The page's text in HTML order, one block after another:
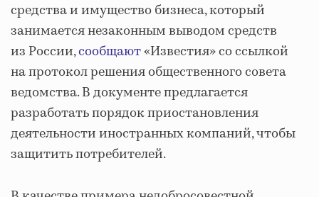
средства и имущество бизнеса, который
занимается незаконным выводом средств
из России,сообщают«Известия» со ссылкой
на протокол решения общественного совета
ведомства. В документе предлагается
разработать порядок приостановления
деятельности иностранных компаний, чтобы
защитить потребителей.